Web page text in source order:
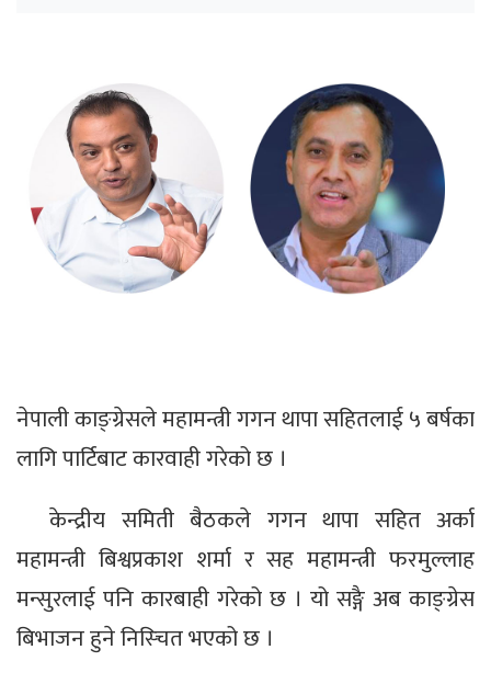
नेपाली काङ्ग्रेसले महामन्त्री गगन थापा सहितलाई ५ बर्षका
लागि पार्टिबाट कारवाही गरेको छ ।
केन्द्रीय समिती बैठकले गगन थापा सहित अर्का
महामन्त्री बिश्वप्रकाश शर्मा र सह महामन्त्री फरमुल्लाह
मन्सुरलाई पनि कारबाही गरेको छ । यो सङ्गै अब काङ्ग्रेस
बिभाजन हुने निस्चित भएको छ ।